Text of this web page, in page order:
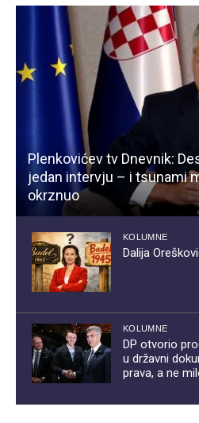
Plenkovićev tv Dnevnik:
jedan intervju – i tsunami
okrznuo
KOLUMNE
Dalija
KOLUMNE
DP otvorio
u državni
prava, a ne